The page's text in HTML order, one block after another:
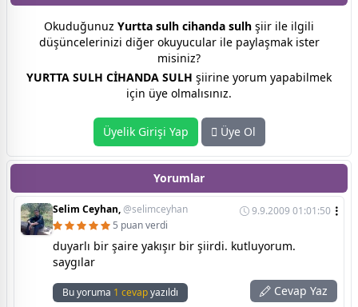
Okuduğunuz Yurtta sulh cihanda sulh şiir ile ilgili
düşüncelerinizi diğer okuyucular ile paylaşmak ister
misiniz?
YURTTA SULH CİHANDA SULH şiirine yorum yapabilmek
için üye olmalısınız.
Üyelik Girişi Yap Üye Ol
Yorumlar
Selim Ceyhan,@selimceyhan
9.9.2009 01:01:50
5 puan verdi
duyarlı bir şaire yakışır bir şiirdi. kutluyorum.
saygılar
Bu yoruma 1 cevapyazıldı Cevap Yaz